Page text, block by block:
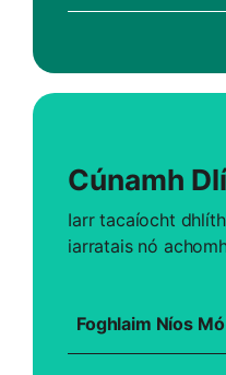
Cúnamh
Iarr tacaíocht
iarratais nó
Foghlaim Níos Mó